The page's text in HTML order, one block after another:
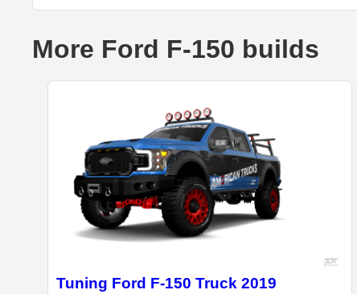
More Ford F-150 builds
Tuning Ford F-150 Truck 2019